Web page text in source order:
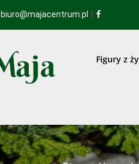
biuro@majacentrum.pl |
Figury z